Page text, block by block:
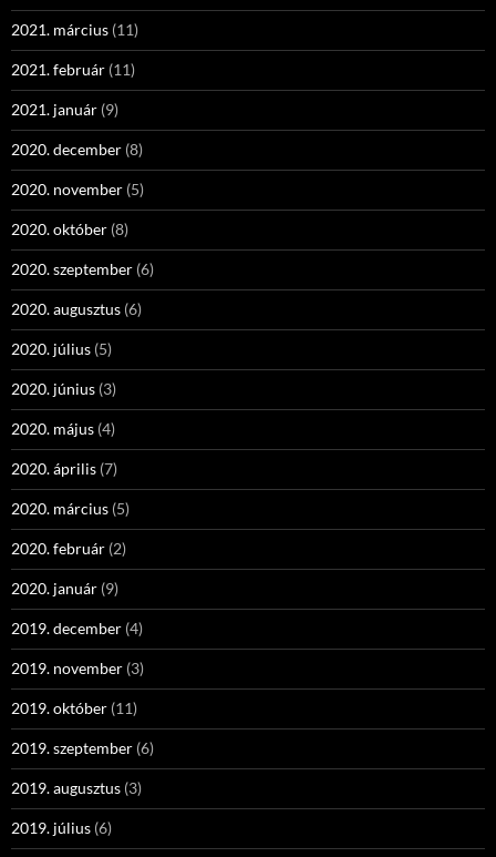
2021. március (11)
2021. február (11)
2021. január (9)
2020. december (8)
2020. november (5)
2020. október (8)
2020. szeptember (6)
2020. augusztus (6)
2020. július (5)
2020. június (3)
2020. május (4)
2020. április (7)
2020. március (5)
2020. február (2)
2020. január (9)
2019. december (4)
2019. november (3)
2019. október (11)
2019. szeptember (6)
2019. augusztus (3)
2019. július (6)